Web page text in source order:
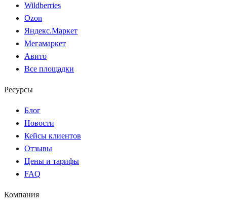
Wildberries
Ozon
Яндекс.Маркет
Мегамаркет
Авито
Все площадки
Ресурсы
Блог
Новости
Кейсы клиентов
Отзывы
Цены и тарифы
FAQ
Компания